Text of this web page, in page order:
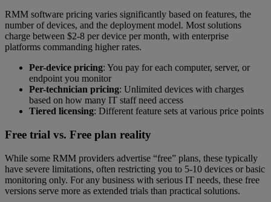
RMM software pricing varies significantly based on features, the
number of devices, and the deployment model. Most solutions
charge between $2-8 per device per month, with enterprise
platforms commanding higher rates.
Per-device pricing: You pay for each computer, server, or
endpoint you monitor
Per-technician pricing: Unlimited devices with charges
based on how many IT staff need access
Tiered licensing: Different feature sets at various price points
Free trial vs. Free plan reality
While some RMM providers advertise “free” plans, these typically
have severe limitations, often restricting you to 5-10 devices or basic
monitoring only. For any business with serious IT needs, these free
versions serve more as extended trials than practical solutions.